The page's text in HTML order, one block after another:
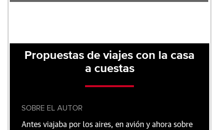
Propuestas de viajes con la casa
a cuestas
SOBRE EL AUTOR
Antes viajaba por los aires, en avión y ahora sobre